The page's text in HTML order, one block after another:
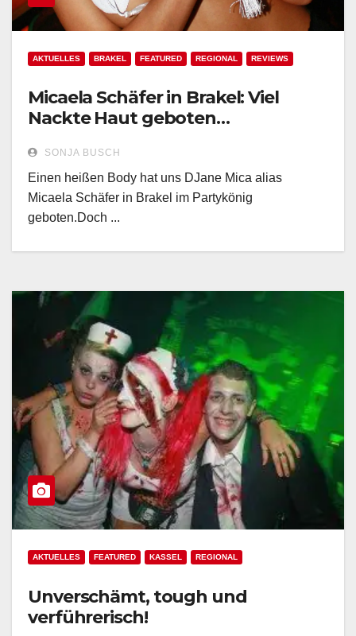
AKTUELLES BRAKEL FEATURED REGIONAL REVIEWS
Micaela Schäfer in Brakel: Viel
Nackte Haut geboten…
SONJA BUSCH
Einen heißen Body hat uns DJane Mica alias
Micaela Schäfer in Brakel im Partykönig
geboten.Doch ...
AKTUELLES FEATURED KASSEL REGIONAL
Unverschämt, tough und
verführerisch!